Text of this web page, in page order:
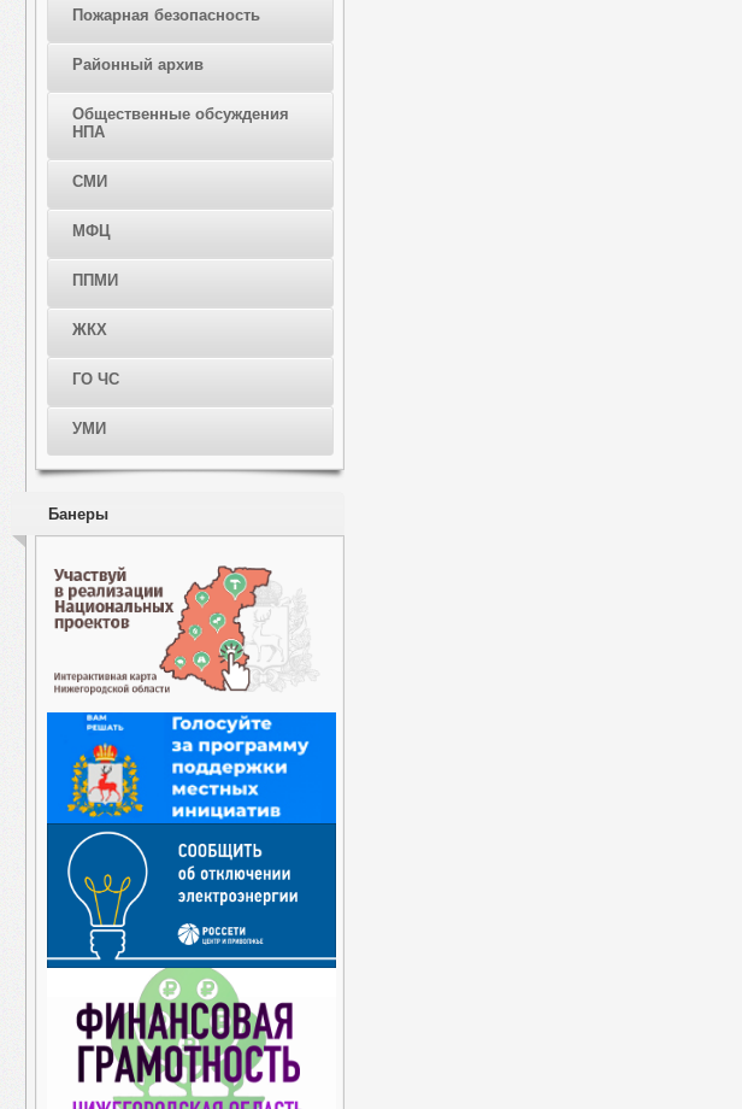
Пожарная безопасность
Районный архив
Общественные обсуждения
НПА
СМИ
МФЦ
ППМИ
ЖКХ
ГО ЧС
УМИ
Банеры